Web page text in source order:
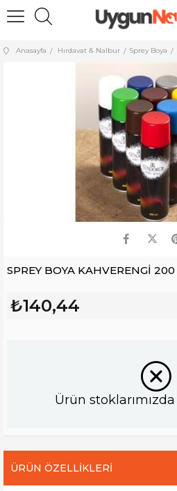
Anasayfa Hırdavat & Nalbur Sprey Boya
SPREY BOYA KAHVERENGİ
₺140,44
Ürün
ÜRÜN ÖZELLIKLERI